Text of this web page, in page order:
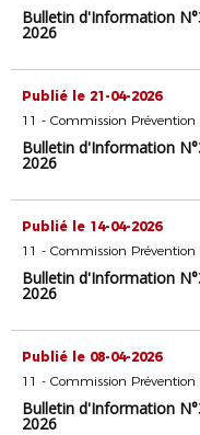
Bulletin d'Information
2026
Publié le 21-04-2026
11 - Commission Prévention
Bulletin d'Information
2026
Publié le 14-04-2026
11 - Commission Prévention
Bulletin d'Information
2026
Publié le 08-04-2026
11 - Commission Prévention
Bulletin d'Information
2026